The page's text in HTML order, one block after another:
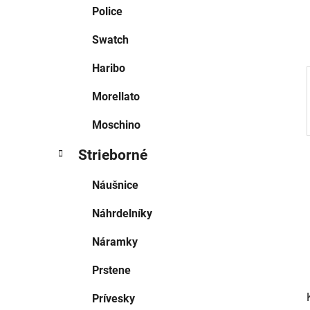
Police
Swatch
Haribo
Morellato
Moschino
Strieborné
Náušnice
Náhrdelníky
Náramky
Prstene
Prívesky